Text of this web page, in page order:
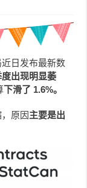
日发布最新数
出现明显萎
下滑了 1.6%。
原因主要是出